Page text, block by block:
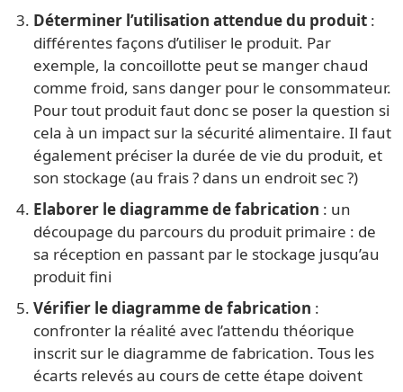
Déterminer l’utilisation attendue du produit :
différentes façons d’utiliser le produit. Par
exemple, la concoillotte peut se manger chaud
comme froid, sans danger pour le consommateur.
Pour tout produit faut donc se poser la question si
cela à un impact sur la sécurité alimentaire. Il faut
également préciser la durée de vie du produit, et
son stockage (au frais ? dans un endroit sec ?)
Elaborer le diagramme de fabrication : un
découpage du parcours du produit primaire : de
sa réception en passant par le stockage jusqu’au
produit fini
Vérifier le diagramme de fabrication :
confronter la réalité avec l’attendu théorique
inscrit sur le diagramme de fabrication. Tous les
écarts relevés au cours de cette étape doivent